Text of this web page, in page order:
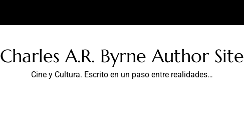
Charles A.R. Byrne Author Site
Cine y Cultura. Escrito en un paso entre realidades…